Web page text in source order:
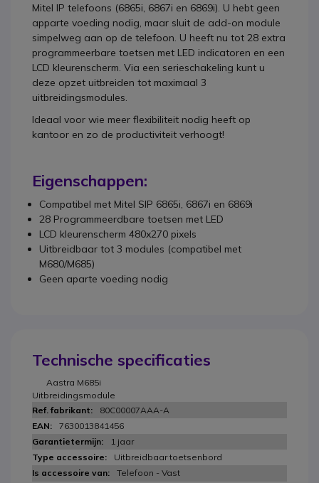
Mitel IP telefoons (6865i, 6867i en 6869i). U hebt geen
apparte voeding nodig, maar sluit de add-on module
simpelweg aan op de telefoon. U heeft nu tot 28 extra
programmeerbare toetsen met LED indicatoren en een
LCD kleurenscherm. Via een serieschakeling kunt u
deze opzet uitbreiden tot maximaal 3
uitbreidingsmodules.
Ideaal voor wie meer flexibiliteit nodig heeft op
kantoor en zo de productiviteit verhoogt!
Eigenschappen:
Compatibel met Mitel SIP 6865i, 6867i en 6869i
28 Programmeerdbare toetsen met LED
LCD kleurenscherm 480x270 pixels
Uitbreidbaar tot 3 modules (compatibel met
M680/M685)
Geen aparte voeding nodig
Technische specificaties
Aastra M685i
Uitbreidingsmodule
80C00007AAA-A
7630013841456
1 jaar
Uitbreidbaar toetsenbord
Telefoon - Vast